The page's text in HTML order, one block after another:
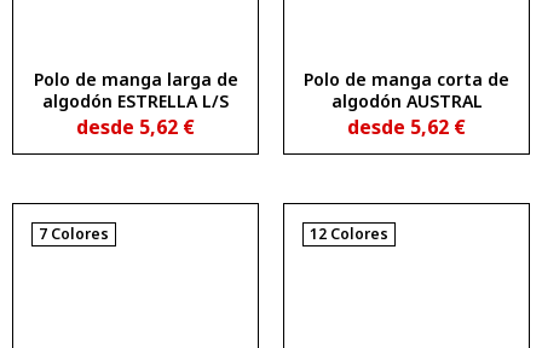
Polo de manga larga de
algodón ESTRELLA L/S
desde 5,62 €
Polo de manga corta de
algodón AUSTRAL
desde 5,62 €
7 Colores 12 Colores